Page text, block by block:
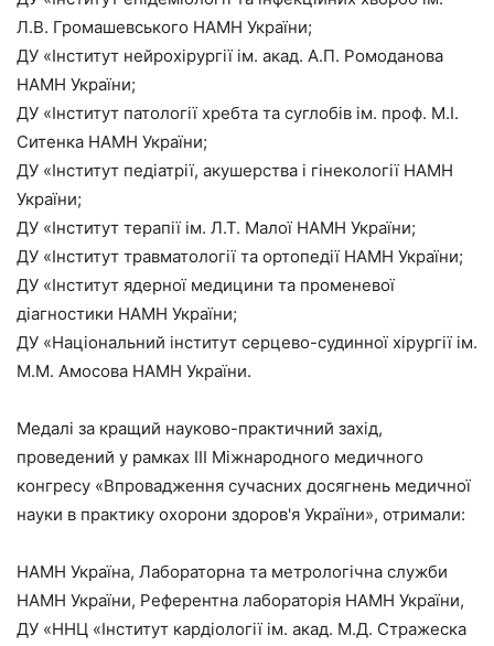
Л.В. Громашевського НАМН України;
ДУ «Інститут нейрохірургії ім. акад. А.П. Ромоданова
НАМН України;
ДУ «Інститут патології хребта та суглобів ім. проф. М.І.
Ситенка НАМН України;
ДУ «Інститут педіатрії, акушерства і гінекології НАМН
України;
ДУ «Інститут терапії ім. Л.Т. Малої НАМН України;
ДУ «Інститут травматології та ортопедії НАМН України;
ДУ «Інститут ядерної медицини та променевої
діагностики НАМН України;
ДУ «Національний інститут серцево-судинної хірургії ім.
М.М. Амосова НАМН України.
Медалі за кращий науково-практичний захід,
проведений у рамках III Міжнародного медичного
конгресу «Впровадження сучасних досягнень медичної
науки в практику охорони здоров'я України», отримали:
НАМН Україна, Лабораторна та метрологічна служби
НАМН України, Референтна лабораторія НАМН України,
ДУ «ННЦ «Інститут кардіології ім. акад. М.Д. Стражеска